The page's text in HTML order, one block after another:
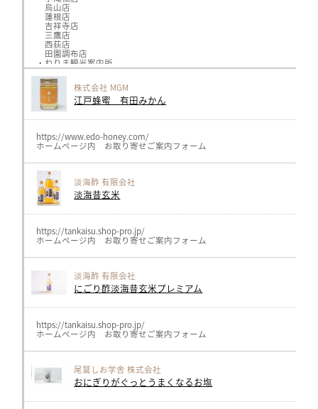
烏山店
蓮根店
吉祥寺店
三鷹店
西荻店
田園調布店
・ねりま観光案内所
・石神井観光案内所
・コンビニエンスストア高橋
・プラザトキワ練馬店
・まちの駅青梅
・小平マナ
・ホテルカデンツァ東京
・トレッサ横浜すえひろ
株式会社 MGM
江戸蜂蜜 有田みかん
https://www.edo-honey.com/
ホームページ内 お取り寄せご案内フォーム
淡海酢 有限会社
淡海昔玄米
https://tankaisu.shop-pro.jp/
ホームページ内 お取り寄せご案内フォーム
淡海酢 有限会社
にごり酢淡海昔玄米プレミアム
https://tankaisu.shop-pro.jp/
ホームページ内 お取り寄せご案内フォーム
尾鷲しお学舎 株式会社
おにぎりがぐっとうまくなるお塩